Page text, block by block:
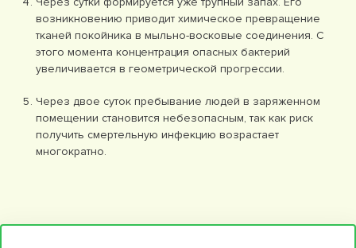
возникновению приводит химическое превращение
тканей покойника в мыльно-восковые соединения. С
этого момента концентрация опасных бактерий
увеличивается в геометрической прогрессии.
Через двое суток пребывание людей в заряженном
помещении становится небезопасным, так как риск
получить смертельную инфекцию возрастает
многократно.